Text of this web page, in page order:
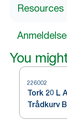
Resources
You
226002
Tork 20 L
Trådkurv